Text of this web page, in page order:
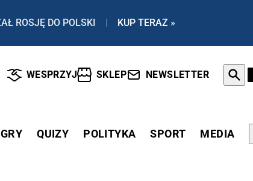
ROSJĘ DO POLSKI | KUP TERAZ »
WESPRZYJ SKLEP NEWSLETTER
GRY QUIZY POLITYKA SPORT MEDIA